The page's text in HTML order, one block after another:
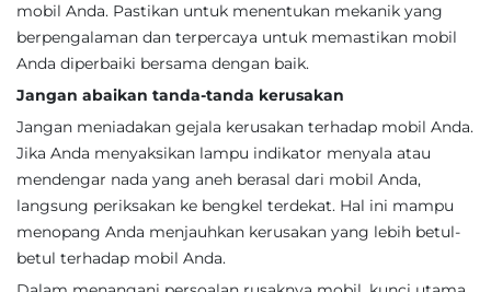
mobil Anda. Pastikan untuk menentukan mekanik yang
berpengalaman dan terpercaya untuk memastikan mobil
Anda diperbaiki bersama dengan baik.
Jangan abaikan tanda-tanda kerusakan
Jangan meniadakan gejala kerusakan terhadap mobil Anda.
Jika Anda menyaksikan lampu indikator menyala atau
mendengar nada yang aneh berasal dari mobil Anda,
langsung periksakan ke bengkel terdekat. Hal ini mampu
menopang Anda menjauhkan kerusakan yang lebih betul-
betul terhadap mobil Anda.